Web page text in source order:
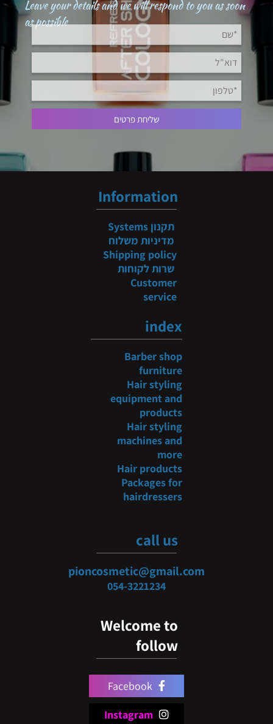
Leave your details and we will respond to you as soon
as possible
Information
תקנון Systems
מדיניות משלוח
Shipping policy
שרות לקוחות
Customer
service
index
Barber shop
furniture
Hair styling
equipment and
products
Hair styling
machines and
more
Hair products
Packages for
hairdressers
call us
pioncosmetic@gmail.com
054-3221234
Welcome to
follow
Facebook
Instagram